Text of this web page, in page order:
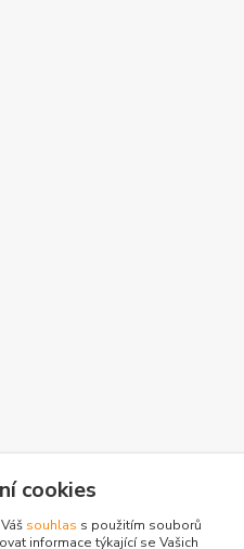
cookies
souhlas s použitím souborů
informace týkající se Vašich